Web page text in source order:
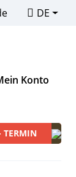
DE
Konto
TERMIN